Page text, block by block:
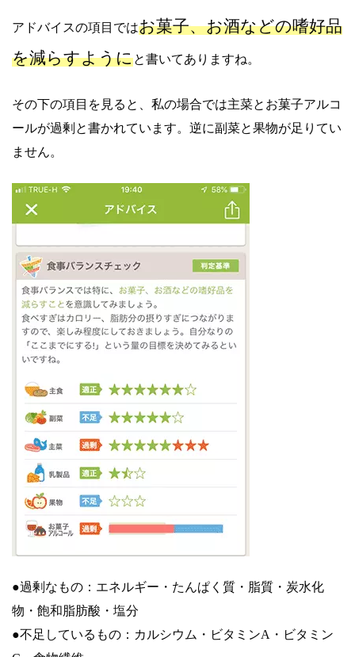
アドバイスの項目ではお菓子、お酒などの嗜好品
を減らすようにと書いてありますね。
その下の項目を見ると、私の場合では主菜とお菓子アルコ
ールが過剰と書かれています。逆に副菜と果物が足りてい
ません。
●過剰なもの：エネルギー・たんぱく質・脂質・炭水化
物・飽和脂肪酸・塩分
●不足しているもの：カルシウム・ビタミンA・ビタミン